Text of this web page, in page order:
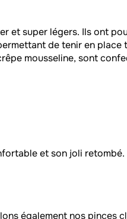
et super légers. Ils ont
de tenir en
mousseline, sont
et son joli retombé.
également nos pinces